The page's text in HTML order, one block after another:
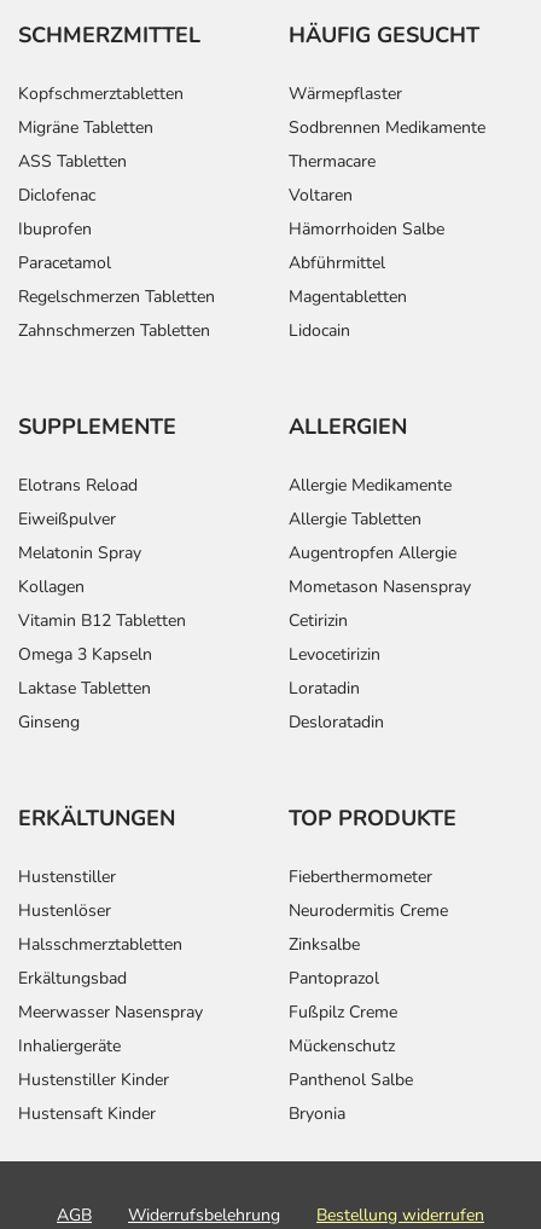
Anwendungshinweise
Die Gesamtdosis sollte nicht ohne Rücksprache mit
einem Arzt oder Apotheker überschritten werden.
Art der Anwendung?
(z.B. 1 Glas Wasser) ein.
Beschwerde und/oder Dauer der Erkrankung und wird
Überdosierung?
Es kann zu einer Vielzahl von
Überdosierungserscheinungen kommen, unter anderem
zu niedrigem Blutdruck, Krämpfen,
Bewusstseinsstörungen und Atemstörungen. Setzen Sie
sich bei dem Verdacht auf eine Überdosierung umgehend
mit einem Arzt in Verbindung.
Zeitpunkt ganz normal (also nicht mit der doppelten
Menge) fort.
Generell gilt: Achten Sie vor allem bei Säuglingen,
Kleinkindern und älteren Menschen auf eine
gewissenhafte Dosierung. Im Zweifelsfalle fragen Sie
Ihren Arzt oder Apotheker nach etwaigen Auswirkungen
oder Vorsichtsmaßnahmen.
Eine vom Arzt verordnete Dosierung kann von den
Angaben der Packungsbeilage abweichen. Da der Arzt sie
individuell abstimmt, sollten Sie das Arzneimittel daher
SCHMERZMITTEL
Kopfschmerztabletten
Migräne Tabletten
ASS Tabletten
Diclofenac
Ibuprofen
Paracetamol
Regelschmerzen Tabletten
Zahnschmerzen Tabletten
HÄUFIG GESUCHT
Wärmepflaster
Sodbrennen Medikamente
Thermacare
Voltaren
Hämorrhoiden Salbe
Abführmittel
Magentabletten
Lidocain
SUPPLEMENTE
Elotrans Reload
Eiweißpulver
Melatonin Spray
Kollagen
Vitamin B12 Tabletten
Omega 3 Kapseln
Laktase Tabletten
Ginseng
ALLERGIEN
Allergie Medikamente
Allergie Tabletten
Augentropfen Allergie
Mometason Nasenspray
Cetirizin
Levocetirizin
Loratadin
Desloratadin
ERKÄLTUNGEN
Hustenstiller
Hustenlöser
Halsschmerztabletten
Erkältungsbad
Meerwasser Nasenspray
Inhaliergeräte
Hustenstiller Kinder
Hustensaft Kinder
TOP PRODUKTE
Fieberthermometer
Neurodermitis Creme
Zinksalbe
Pantoprazol
Fußpilz Creme
Mückenschutz
Panthenol Salbe
Bryonia
AGB Widerrufsbelehrung
Bestellung widerrufen